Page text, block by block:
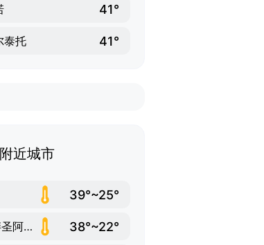
41°
泰托 41°
附近城市
39°~25°
桑泰尔诺河畔圣阿加塔 38°~22°